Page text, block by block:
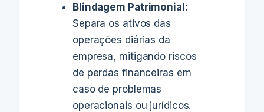
Blindagem Patrimonial:
Separa os ativos das
operações diárias da
empresa, mitigando riscos
de perdas financeiras em
caso de problemas
operacionais ou jurídicos.